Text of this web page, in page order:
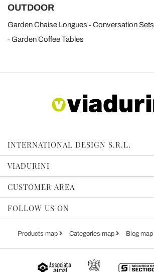
OUTDOOR
Garden Chaise Longues Conversation Sets
Garden Coffee Tables
INTERNATIONAL DESIGN S.R.L.
VIADURINI
CUSTOMER AREA
FOLLOW US ON
Products map Categories map Blog map